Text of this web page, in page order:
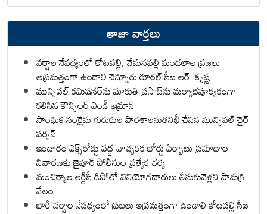
తాజా వార్తలు
వర్షాల నేపథ్యంలో కోటపల్లి, వేమనపల్లి మండలాల ప్రజలు
అప్రమత్తంగా ఉండాలి చెన్నూరు రూరల్ సీఐ ఆర్. కృష్ణ
మున్సిపల్ కమిషనర్‌ను మారుతి ప్రసాద్‌ను మర్యాదపూర్వకంగా
కలిసిన కౌన్సిలర్ ఎండీ ఇమ్రాన్ ​
సాంఘిక సంక్షేమ గురుకుల పాఠశాలనుతనిఖీ చేసిన మున్సిపల్ చైర్
పర్సన్
ఇందారం ఎక్స్‌రోడ్డు వద్ద హెచ్చరిక బోర్డు ఏర్పాటు ప్రమాదాల
నివారణకు జైపూర్ పోలీసుల ప్రత్యేక చర్య
మంచిర్యాల ఆర్టీసీ డిపోలో వినియోగదారులు తీసుకువెళ్లని సామగ్రి
వేలం
భారీ వర్షాల నేపథ్యంలో ప్రజలు అప్రమత్తంగా ఉండాలి కోటపల్లి సీఐ